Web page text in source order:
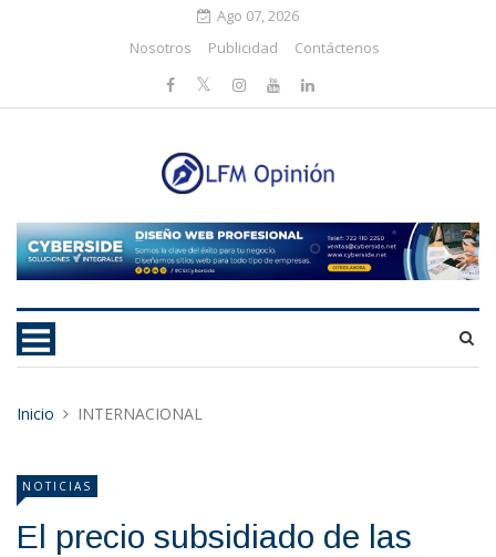
Ago 07, 2026
Nosotros
Publicidad Contáctenos
Inicio INTERNACIONAL
NOTICIAS
El precio subsidiado de las